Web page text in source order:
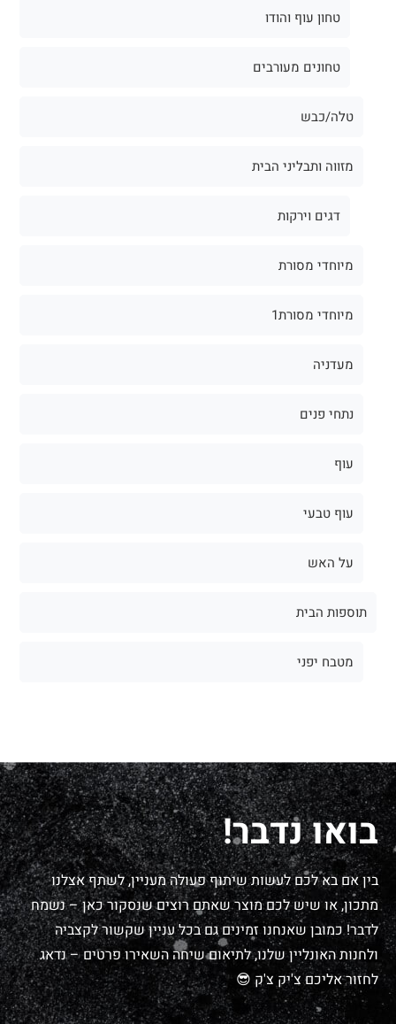
טחון עוף והודו
טחונים מעורבים
טלה/כבש
מזווה ותבליני הבית
דגים וירקות
מיוחדי מסורת
מיוחדי מסורת1
מעדניה
נתחי פנים
עוף
עוף טבעי
על האש
תוספות הבית
מטבח יפני
בואו נדבר!
בין אם בא לכם לעשות שיתוף פעולה מעניין, לשתף אצלנו
מתכון, או שיש לכם מוצר שאתם רוצים שנסקור כאן – נשמח
לדבר! כמובן שאנחנו זמינים גם בכל עניין שקשור לקצביה
ולחנות האונליין שלנו, לתיאום שיחה השאירו פרטים – נדאג
לחזור אליכם צ'יק צ'ק 😎